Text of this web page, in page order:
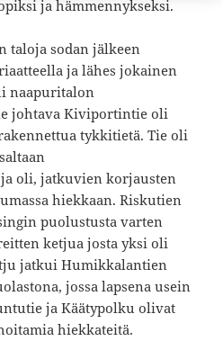
ja hämmennykseksi.
taloja sodan jälkeen
ja lähes jokainen
naapuritalon
johtava Kiviportintie oli
tykkitietä. Tie oli
oli, jatkuvien korjausten
hiekkaan. Riskutien
puolustusta varten
ketjua josta yksi oli
jatkui Humikkalantien
jossa lapsena usein
ja Käätypolku olivat
hiekkateitä.